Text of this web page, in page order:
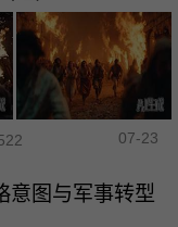
07-23
意图与军事转型